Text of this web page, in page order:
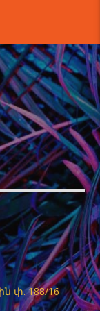
փ. 188/16